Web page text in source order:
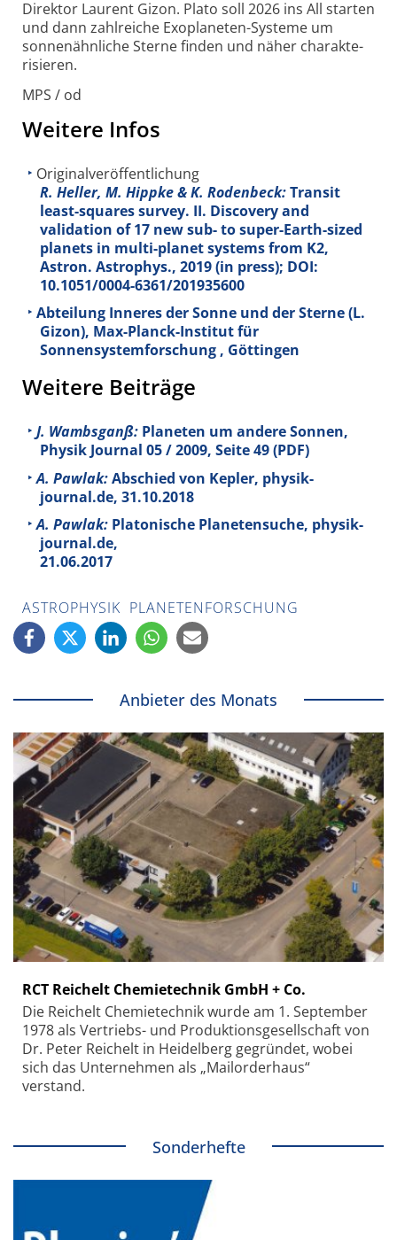
Direktor Laurent Gizon. Plato soll 2026 ins All starten
und dann zahlreiche Exo­planeten-Systeme um
sonnen­ähnliche Sterne finden und näher charakte­
risieren.
MPS / od
Weitere Infos
Originalveröffentlichung
R. Heller, M. Hippke & K. Rodenbeck:Transit
least-squares survey. II. Discovery and
validation of 17 new sub- to super-Earth-sized
planets in multi-planet systems from K2,
Astron. Astrophys., 2019 (in press); DOI:
10.1051/0004-6361/201935600
Abteilung Inneres der Sonne und der Sterne (L.
Gizon), Max-Planck-Institut für
Sonnensystemforschung , Göttingen
Weitere Beiträge
J. Wambsganß: Planeten um andere Sonnen,
Physik Journal 05 / 2009, Seite 49 (PDF)
A. Pawlak:Abschied von Kepler, physik-
journal.de, 31.10.2018
A. Pawlak: Platonische Planetensuche, physik-
journal.de,
21.06.2017
ASTROPHYSIK PLANETENFORSCHUNG
Anbieter des Monats
RCT Reichelt Chemietechnik GmbH + Co.
Die Reichelt Chemietechnik wurde am 1. September
1978 als Vertriebs- und Produktionsgesellschaft von
Dr. Peter Reichelt in Heidelberg gegründet, wobei
sich das Unternehmen als „Mailorderhaus“
verstand.
Sonderhefte